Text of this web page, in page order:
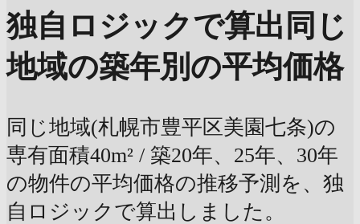
独自ロジックで算出 同じ
地域の築年別の平均価格
同じ地域(札幌市豊平区美園七条)の
専有面積40m² / 築20年、25年、30年
の物件の平均価格の推移予測を、独
自ロジックで算出しました。